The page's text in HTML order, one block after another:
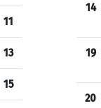
11
13
15
14
19
20